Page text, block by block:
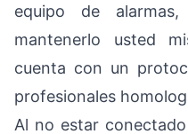
equipo de
mantenerlo usted
cuenta con un
profesionales
Al no estar